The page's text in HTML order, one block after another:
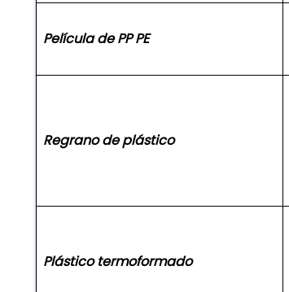
Película de PP PE
Regrano de plástico
Plástico termoformado